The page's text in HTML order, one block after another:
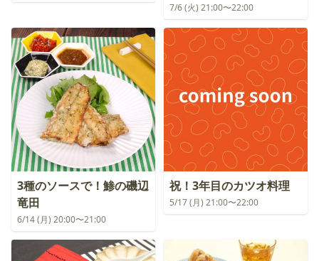
7/6 (火) 21:00〜22:00
3種のソースで！鯵の磯辺
竜田
6/14 (月) 20:00〜21:00
祝！3年目のカツオ料理
5/17 (月) 21:00〜22:00